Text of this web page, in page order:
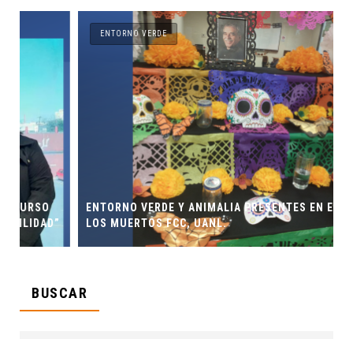
ENTORNO VERDE
ENTORNO VERDE Y ANIMALIA PRESENTES EN EL DÍA DE
LOS MUERTOS FCC, UANL.
BUSCAR